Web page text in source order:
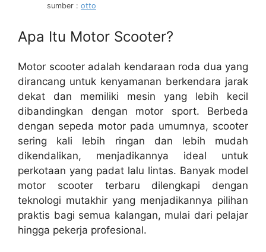
sumber : otto
Apa Itu Motor Scooter?
Motor scooter adalah kendaraan roda dua yang
dirancang untuk kenyamanan berkendara jarak
dekat dan memiliki mesin yang lebih kecil
dibandingkan dengan motor sport. Berbeda
dengan sepeda motor pada umumnya, scooter
sering kali lebih ringan dan lebih mudah
dikendalikan, menjadikannya ideal untuk
perkotaan yang padat lalu lintas. Banyak model
motor scooter terbaru dilengkapi dengan
teknologi mutakhir yang menjadikannya pilihan
praktis bagi semua kalangan, mulai dari pelajar
hingga pekerja profesional.